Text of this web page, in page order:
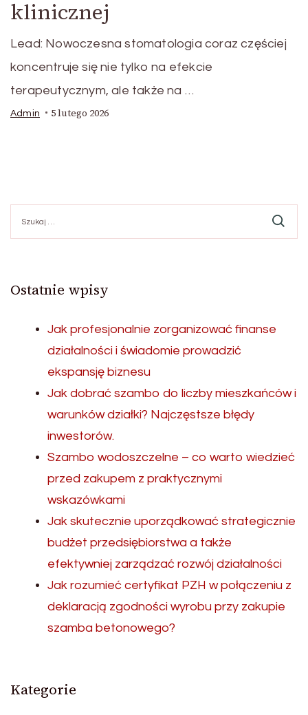
klinicznej
Lead: Nowoczesna stomatologia coraz częściej
koncentruje się nie tylko na efekcie
terapeutycznym, ale także na …
Admin 5 lutego 2026
Ostatnie wpisy
Jak profesjonalnie zorganizować finanse
działalności i świadomie prowadzić
ekspansję biznesu
Jak dobrać szambo do liczby mieszkańców i
warunków działki? Najczęstsze błędy
inwestorów.
Szambo wodoszczelne – co warto wiedzieć
przed zakupem z praktycznymi
wskazówkami
Jak skutecznie uporządkować strategicznie
budżet przedsiębiorstwa a także
efektywniej zarządzać rozwój działalności
Jak rozumieć certyfikat PZH w połączeniu z
deklaracją zgodności wyrobu przy zakupie
szamba betonowego?
Kategorie